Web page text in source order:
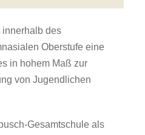
innerhalb des
Oberstufe eine
in hohem Maß zur
von Jugendlichen
Gesamtschule als